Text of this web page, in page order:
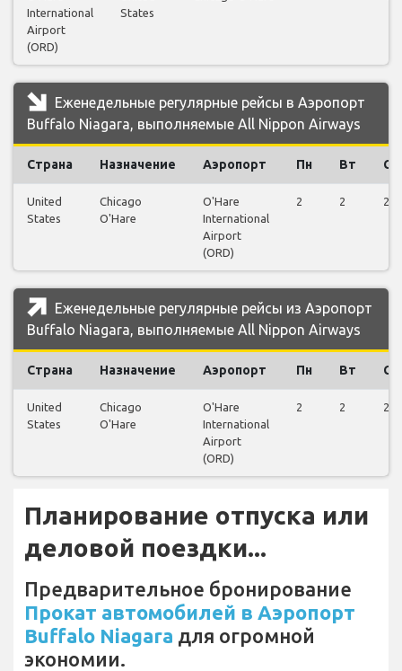
International
Airport
(ORD)
States
Еженедельные регулярные рейсы в Аэропорт
Buffalo Niagara, выполняемые All Nippon Airways
Страна Назначение Аэропорт Пн Вт Ср
United
States
Chicago
O'Hare
O'Hare
International
Airport
(ORD)
2 2 2
Еженедельные регулярные рейсы из Аэропорт
Buffalo Niagara, выполняемые All Nippon Airways
Страна Назначение Аэропорт Пн Вт Ср
United
States
Chicago
O'Hare
O'Hare
International
Airport
(ORD)
2 2 2
Планирование отпуска или
деловой поездки...
Предварительное бронирование
Прокат автомобилей в Аэропорт
Buffalo Niagara для огромной
экономии.